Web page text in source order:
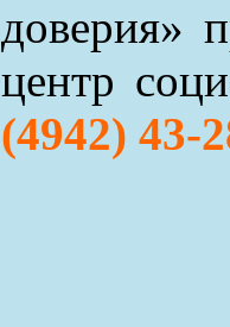
доверия»
центр
(4942) 43-